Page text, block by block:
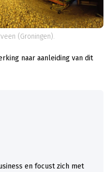
(Groningen).
naar aanleiding van dit
en focust zich met